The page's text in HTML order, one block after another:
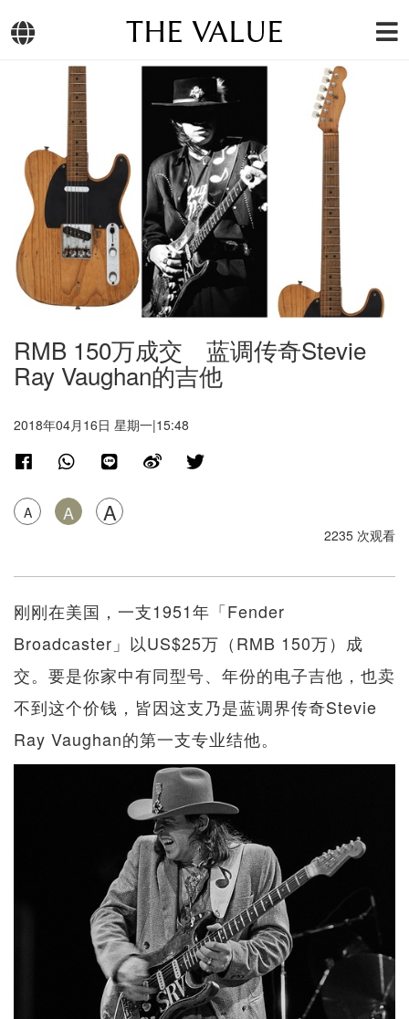
THE VALUE
RMB 150万成交 蓝调传奇Stevie
Ray Vaughan的吉他
2018年04月16日 星期一|15:48
A A A
2235 次观看
刚刚在美国，一支1951年「Fender
Broadcaster」以US$25万（RMB 150万）成
交。要是你家中有同型号、年份的电子吉他，也卖
不到这个价钱，皆因这支乃是蓝调界传奇Stevie
Ray Vaughan的第一支专业结他。